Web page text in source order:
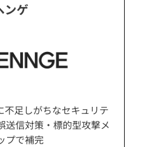
ンゲ
足しがちなセキュリテ
送信対策・標的型攻撃メ
プで補完